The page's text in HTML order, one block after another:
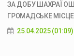
ЗА ДОБУ ШАХРАЇ
ГРОМАДСЬКЕ МІСЦЕ
25.04.2025 (01:09)